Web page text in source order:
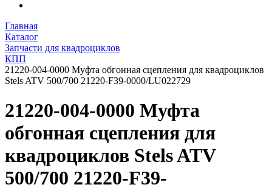
Главная
Каталог
Запчасти для квадроциклов
КПП
21220-004-0000 Муфта обгонная сцепления для квадроциклов
Stels ATV 500/700 21220-F39-0000/LU022729
21220-004-0000 Муфта
обгонная сцепления для
квадроциклов Stels ATV
500/700 21220-F39-